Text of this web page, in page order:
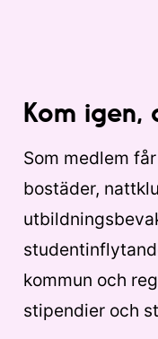
Kom
Som medlem
bostäder,
kommun och
stipendier och